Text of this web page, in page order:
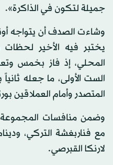
جميلة لتكون في الذاكرة».
وشاءت الصدف أن يتواجه
يختبر فيه الأخير
المحلي، إذ فاز بخمس
الست الأولى، ما جعله
المتصدر وأمام العملاقين
وضمن منافسات المجموعة
مع فناربغشة التركي،
لارنكا القبرصي.